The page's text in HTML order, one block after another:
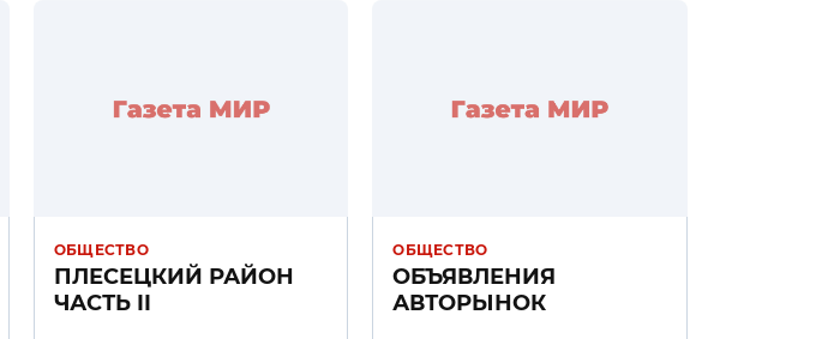
ОБЩЕСТВО
ПЛЕСЕЦКИЙ РАЙОН
ЧАСТЬ II
ОБЩЕСТВО
ОБЪЯВЛЕНИЯ
АВТОРЫНОК